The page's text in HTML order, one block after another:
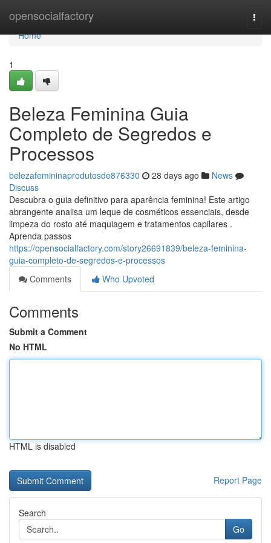
opensocialfactory
Home
Home
1
Beleza Feminina Guia
Completo de Segredos e
Processos
belezafemininaprodutosde876330 28 days ago
News
Discuss
Descubra o guia definitivo para aparência feminina! Este artigo
abrangente analisa um leque de cosméticos essenciais, desde
limpeza do rosto até maquiagem e tratamentos capilares .
Aprenda passos
https://opensocialfactory.com/story26691839/beleza-feminina-
guia-completo-de-segredos-e-processos
Comments
Who Upvoted
Comments
Submit a Comment
No HTML
HTML is disabled
Report Page
Search
Go